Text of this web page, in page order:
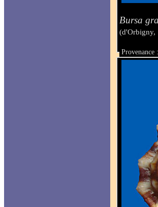
Bursa
(d'Orbigny,
Taille : 385